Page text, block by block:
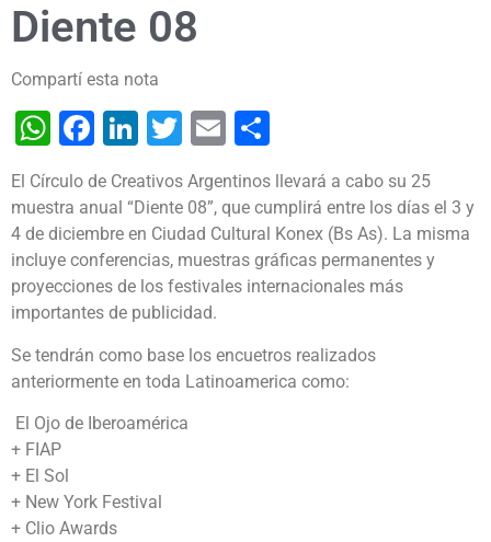
Diente 08
Compartí esta nota
WhatsApp
Facebook
LinkedIn
Twitter
Email
El Círculo de Creativos Argentinos llevará a cabo su 25
muestra anual “Diente 08”, que cumplirá entre los días el 3 y
4 de diciembre en Ciudad Cultural Konex (Bs As). La misma
incluye conferencias, muestras gráficas permanentes y
proyecciones de los festivales internacionales más
importantes de publicidad.
Se tendrán como base los encuetros realizados
anteriormente en toda Latinoamerica como:
El Ojo de Iberoamérica
+ FIAP
+ El Sol
+ New York Festival
+ Clio Awards